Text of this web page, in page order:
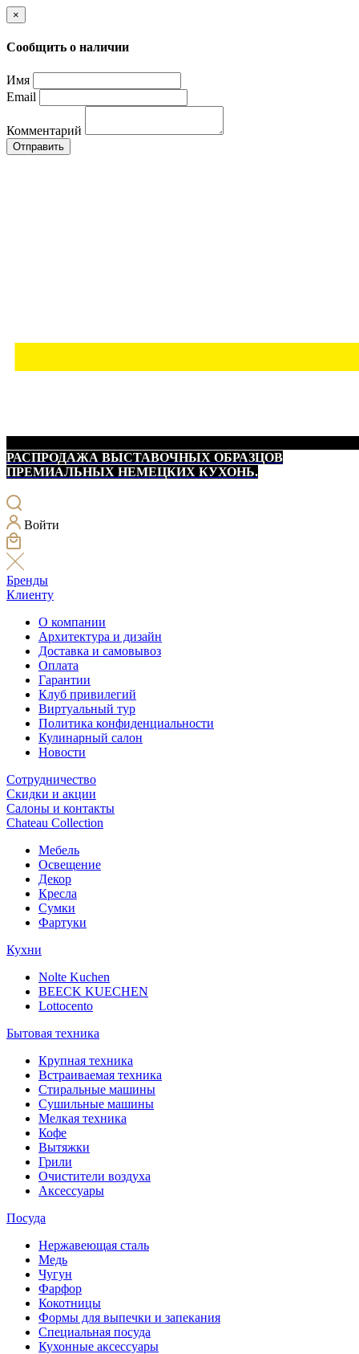
×
Сообщить о наличии
Имя
Email
Комментарий
Отправить
РАСПРОДАЖА ВЫСТАВОЧНЫХ ОБРАЗЦОВ
ПРЕМИАЛЬНЫХ НЕМЕЦКИХ КУХОНЬ.
Войти
Бренды
Клиенту
О компании
Архитектура и дизайн
Доставка и самовывоз
Оплата
Гарантии
Клуб привилегий
Виртуальный тур
Политика конфиденциальности
Кулинарный салон
Новости
Сотрудничество
Скидки и акции
Салоны и контакты
Chateau Collection
Мебель
Освещение
Декор
Кресла
Сумки
Фартуки
Кухни
Nolte Kuchen
BEECK KUECHEN
Lottocento
Бытовая техника
Крупная техника
Встраиваемая техника
Стиральные машины
Сушильные машины
Мелкая техника
Кофе
Вытяжки
Грили
Очистители воздуха
Аксессуары
Посуда
Нержавеющая сталь
Медь
Чугун
Фарфор
Кокотницы
Формы для выпечки и запекания
Специальная посуда
Кухонные аксессуары